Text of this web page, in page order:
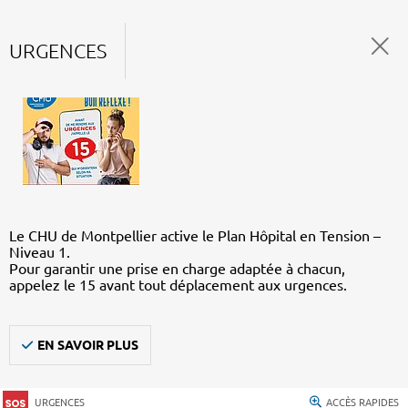
URGENCES
Le CHU de Montpellier active le Plan Hôpital en Tension –
Niveau 1.
Pour garantir une prise en charge adaptée à chacun,
appelez le 15 avant tout déplacement aux urgences.
EN SAVOIR PLUS
URGENCES ACCÈS RAPIDES